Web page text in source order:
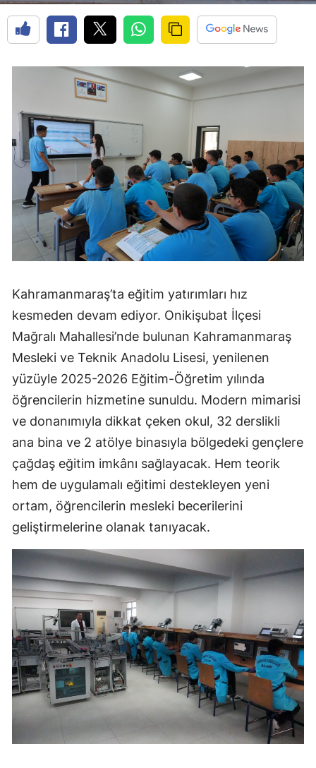
Kahramanmaraş’ta eğitim yatırımları hız
kesmeden devam ediyor. Onikişubat İlçesi
Mağralı Mahallesi’nde bulunan Kahramanmaraş
Mesleki ve Teknik Anadolu Lisesi, yenilenen
yüzüyle 2025-2026 Eğitim-Öğretim yılında
öğrencilerin hizmetine sunuldu. Modern mimarisi
ve donanımıyla dikkat çeken okul, 32 derslikli
ana bina ve 2 atölye binasıyla bölgedeki gençlere
çağdaş eğitim imkânı sağlayacak. Hem teorik
hem de uygulamalı eğitimi destekleyen yeni
ortam, öğrencilerin mesleki becerilerini
geliştirmelerine olanak tanıyacak.